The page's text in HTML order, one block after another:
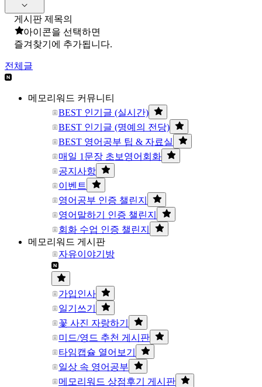
게시판 제목의
아이콘을 선택하면
즐겨찾기에 추가됩니다.
전체글
메모리워드 커뮤니티
BEST 인기글 (실시간)
BEST 인기글 (명예의 전당)
BEST 영어공부 팁 & 자료실
매일 1문장 초보영어회화
공지사항
이벤트
영어공부 인증 챌린지
영어말하기 인증 챌린지
회화 수업 인증 챌린지
메모리워드 게시판
자유이야기방
가입인사
일기쓰기
꽃 사진 자랑하기
미드/영드 추천 게시판
타임캡슐 열어보기
일상 속 영어공부
메모리워드 상점후기 게시판